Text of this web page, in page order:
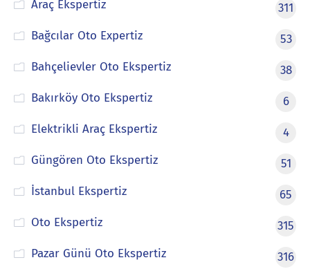
Araç Ekspertiz
311
Bağcılar Oto Expertiz
53
Bahçelievler Oto Ekspertiz
38
Bakırköy Oto Ekspertiz
6
Elektrikli Araç Ekspertiz
4
Güngören Oto Ekspertiz
51
İstanbul Ekspertiz
65
Oto Ekspertiz
315
Pazar Günü Oto Ekspertiz
316